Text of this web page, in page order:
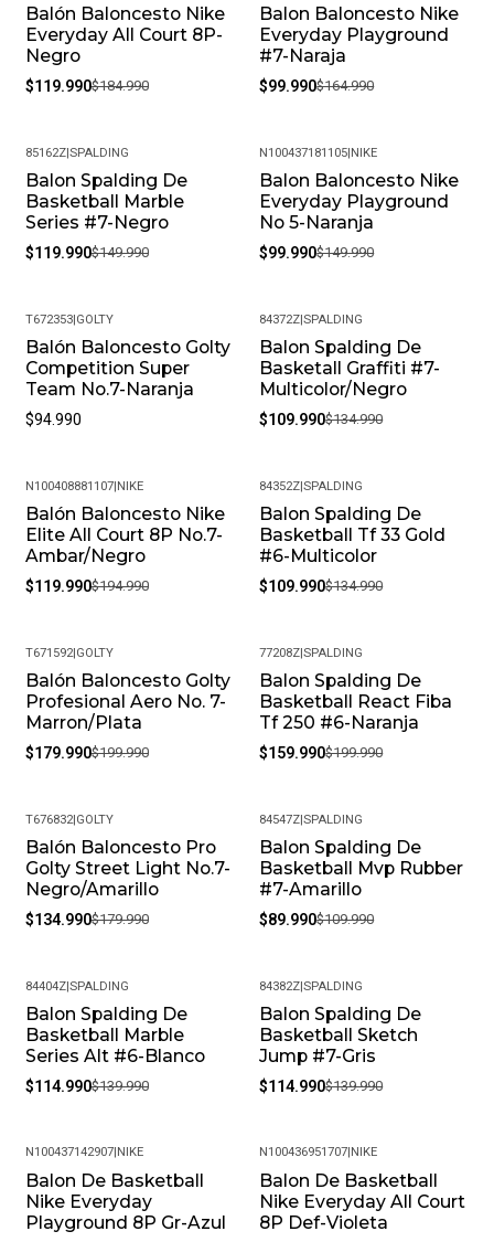
-35%
Balón Baloncesto Nike
Everyday All Court 8P-
Negro
$119.990$184.990
-39%
Balon Baloncesto Nike
Everyday Playground
#7-Naraja
$99.990$164.990
-20%
85162Z|SPALDING
Balon Spalding De
Basketball Marble
Series #7-Negro
$119.990$149.990
-33%
N100437181105|NIKE
Balon Baloncesto Nike
Everyday Playground
No 5-Naranja
$99.990$149.990
T672353|GOLTY
Balón Baloncesto Golty
Competition Super
Team No.7-Naranja
$94.990
-19%
84372Z|SPALDING
Balon Spalding De
Basketall Graffiti #7-
Multicolor/Negro
$109.990$134.990
-38%
N100408881107|NIKE
Balón Baloncesto Nike
Elite All Court 8P No.7-
Ambar/Negro
$119.990$194.990
-19%
84352Z|SPALDING
Balon Spalding De
Basketball Tf 33 Gold
#6-Multicolor
$109.990$134.990
-10%
T671592|GOLTY
Balón Baloncesto Golty
Profesional Aero No. 7-
Marron/Plata
$179.990$199.990
-20%
77208Z|SPALDING
Balon Spalding De
Basketball React Fiba
Tf 250 #6-Naranja
$159.990$199.990
-25%
T676832|GOLTY
Balón Baloncesto Pro
Golty Street Light No.7-
Negro/Amarillo
$134.990$179.990
-18%
84547Z|SPALDING
Balon Spalding De
Basketball Mvp Rubber
#7-Amarillo
$89.990$109.990
-18%
84404Z|SPALDING
Balon Spalding De
Basketball Marble
Series Alt #6-Blanco
$114.990$139.990
-18%
84382Z|SPALDING
Balon Spalding De
Basketball Sketch
Jump #7-Gris
$114.990$139.990
-20%
N100437142907| NIKE
Balon De Basketball
Nike Everyday
Playground 8P Gr-Azul
-24%
N100436951707 NIKE
Balon De Basketball
Nike Everyday All Court
8P Def-Violeta